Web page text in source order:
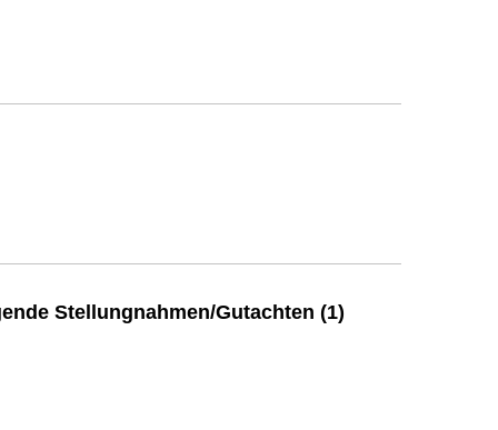
Stellungnahmen/Gutachten (1)